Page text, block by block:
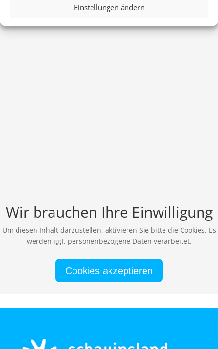
Einstellungen ändern
Wir brauchen Ihre Einwilligung
Um diesen Inhalt darzustellen, aktivieren Sie bitte die Cookies. Es
werden ggf. personenbezogene Daten verarbeitet.
Cookies akzeptieren